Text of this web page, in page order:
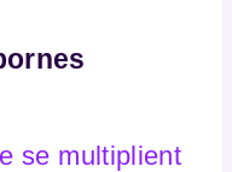
se multiplient